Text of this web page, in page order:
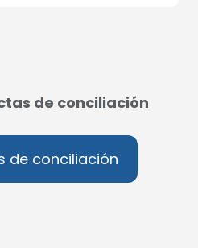
de conciliación
de conciliación